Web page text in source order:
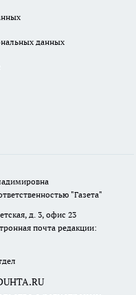
данных
"Газета"
д. 3, офис 23
почта редакции: